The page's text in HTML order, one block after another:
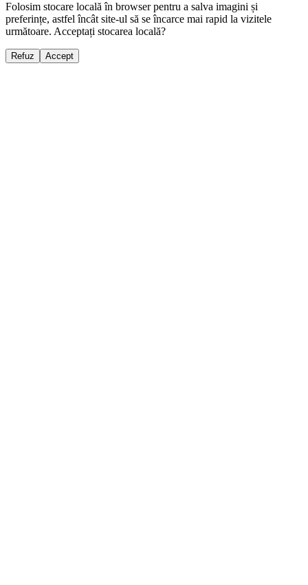
Folosim stocare locală în browser pentru a salva imagini și
preferințe, astfel încât site-ul să se încarce mai rapid la vizitele
următoare. Acceptați stocarea locală?
Refuz Accept